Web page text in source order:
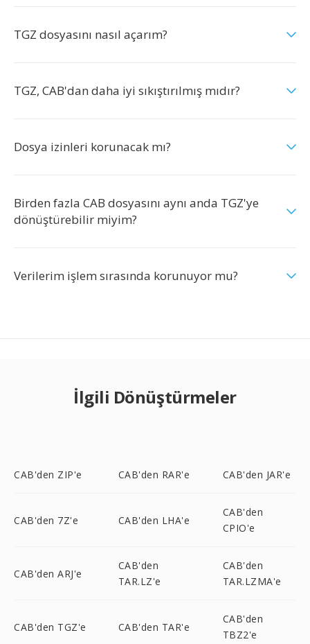
TGZ dosyasını nasıl açarım?
TGZ, CAB'dan daha iyi sıkıştırılmış mıdır?
Dosya izinleri korunacak mı?
Birden fazla CAB dosyasını aynı anda TGZ'ye
dönüştürebilir miyim?
Verilerim işlem sırasında korunuyor mu?
İlgili Dönüştürmeler
CAB'den ZIP'e CAB'den RAR'e CAB'den JAR'e
CAB'den 7Z'e CAB'den LHA'e
CAB'den
CPIO'e
CAB'den ARJ'e
CAB'den
TAR.LZ'e
CAB'den
TAR.LZMA'e
CAB'den TGZ'e CAB'den TAR'e
CAB'den
TBZ2'e